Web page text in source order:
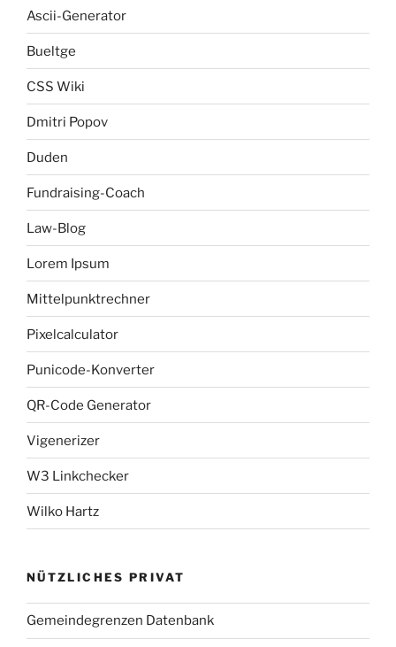
Ascii-Generator
Bueltge
CSS Wiki
Dmitri Popov
Duden
Fundraising-Coach
Law-Blog
Lorem Ipsum
Mittelpunktrechner
Pixelcalculator
Punicode-Konverter
QR-Code Generator
Vigenerizer
W3 Linkchecker
Wilko Hartz
NÜTZLICHES PRIVAT
Gemeindegrenzen Datenbank